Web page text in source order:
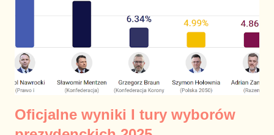
Oficjalne wyniki I tury wyborów